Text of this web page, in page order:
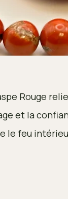
Rouge
et la
le feu